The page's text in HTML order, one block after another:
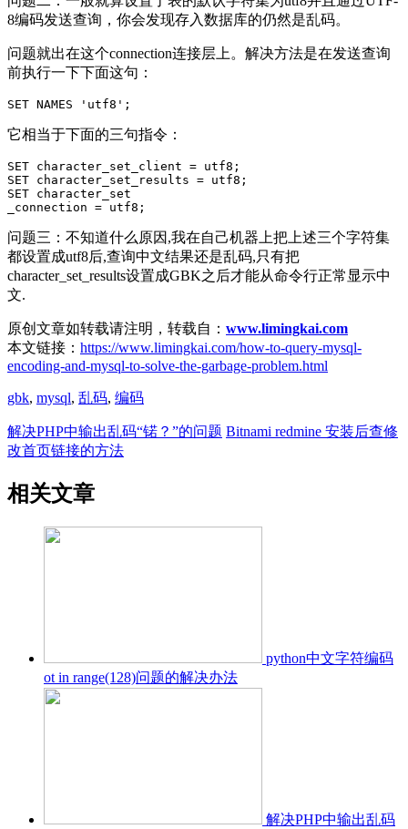
8编码发送查询，你会发现存入数据库的仍然是乱码。
问题就出在这个connection连接层上。解决方法是在发送查询
前执行一下下面这句：
它相当于下面的三句指令：
SET character_set_client = utf8;
SET character_set_results = utf8;
SET character_set
问题三：不知道什么原因,我在自己机器上把上述三个字符集
都设置成utf8后,查询中文结果还是乱码,只有把
character_set_results设置成GBK之后才能从命令行正常显示中
文.
原创文章如转载请注明，转载自： www.limingkai.com
本文链接： https://www.limingkai.com/how-to-query-mysql-
encoding-and-mysql-to-solve-the-garbage-problem.html
gbk, mysql, 乱码, 编码
解决PHP中输出乱码“锘？”的问题 Bitnami redmine 安装后查修
改首页链接的方法
相关文章
python中文字符编码
ot in range(128)问题的解决办法
解决PHP中输出乱码